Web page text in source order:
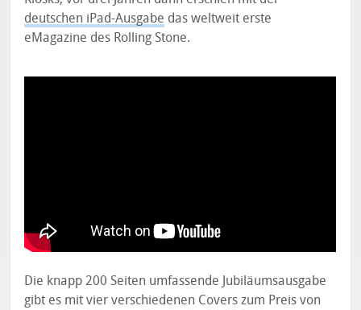
deutschen iPad-Ausgabe das weltweit erste
eMagazine des Rolling Stone.
Die knapp 200 Seiten umfassende Jubiläumsausgabe
gibt es mit vier verschiedenen Covers zum Preis von